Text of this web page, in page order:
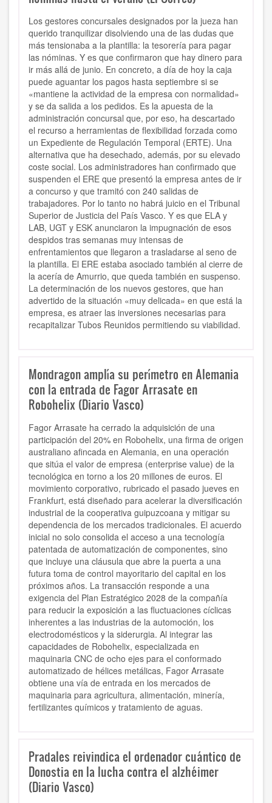
Los gestores concursales designados por la jueza han
querido tranquilizar disolviendo una de las dudas que
más tensionaba a la plantilla: la tesorería para pagar
las nóminas. Y es que confirmaron que hay dinero para
ir más allá de junio. En concreto, a día de hoy la caja
puede aguantar los pagos hasta septiembre si se
«mantiene la actividad de la empresa con normalidad»
y se da salida a los pedidos. Es la apuesta de la
administración concursal que, por eso, ha descartado
el recurso a herramientas de flexibilidad forzada como
un Expediente de Regulación Temporal (ERTE). Una
alternativa que ha desechado, además, por su elevado
coste social. Los administradores han confirmado que
suspenden el ERE que presentó la empresa antes de ir
a concurso y que tramitó con 240 salidas de
trabajadores. Por lo tanto no habrá juicio en el Tribunal
Superior de Justicia del País Vasco. Y es que ELA y
LAB, UGT y ESK anunciaron la impugnación de esos
despidos tras semanas muy intensas de
enfrentamientos que llegaron a trasladarse al seno de
la plantilla. El ERE estaba asociado también al cierre de
la acería de Amurrio, que queda también en suspenso.
La determinación de los nuevos gestores, que han
advertido de la situación «muy delicada» en que está la
empresa, es atraer las inversiones necesarias para
recapitalizar Tubos Reunidos permitiendo su viabilidad.
Mondragon amplía su perímetro en Alemania
con la entrada de Fagor Arrasate en
Robohelix (Diario Vasco)
Fagor Arrasate ha cerrado la adquisición de una
participación del 20% en Robohelix, una firma de origen
australiano afincada en Alemania, en una operación
que sitúa el valor de empresa (enterprise value) de la
tecnológica en torno a los 20 millones de euros. El
movimiento corporativo, rubricado el pasado jueves en
Frankfurt, está diseñado para acelerar la diversificación
industrial de la cooperativa guipuzcoana y mitigar su
dependencia de los mercados tradicionales. El acuerdo
inicial no solo consolida el acceso a una tecnología
patentada de automatización de componentes, sino
que incluye una cláusula que abre la puerta a una
futura toma de control mayoritario del capital en los
próximos años. La transacción responde a una
exigencia del Plan Estratégico 2028 de la compañía
para reducir la exposición a las fluctuaciones cíclicas
inherentes a las industrias de la automoción, los
electrodomésticos y la siderurgia. Al integrar las
capacidades de Robohelix, especializada en
maquinaria CNC de ocho ejes para el conformado
automatizado de hélices metálicas, Fagor Arrasate
obtiene una vía de entrada en los mercados de
maquinaria para agricultura, alimentación, minería,
fertilizantes químicos y tratamiento de aguas.
Pradales reivindica el ordenador cuántico de
Donostia en la lucha contra el alzhéimer
(Diario Vasco)